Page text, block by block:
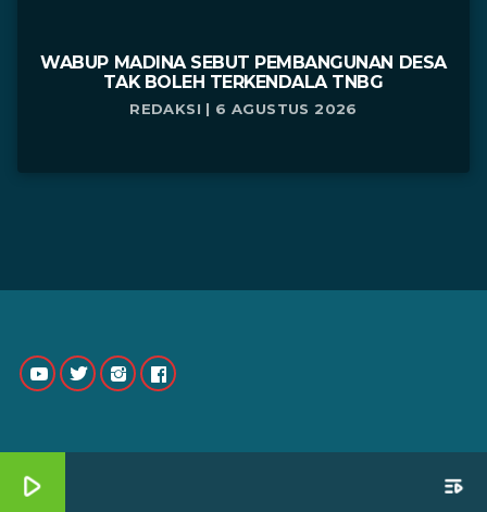
WABUP MADINA SEBUT PEMBANGUNAN DESA
TAK BOLEH TERKENDALA TNBG
REDAKSI | 6 AGUSTUS 2026
play_arrow playlist_play